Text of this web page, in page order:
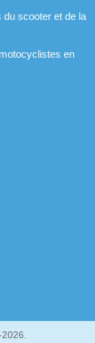
scooter et de la
en